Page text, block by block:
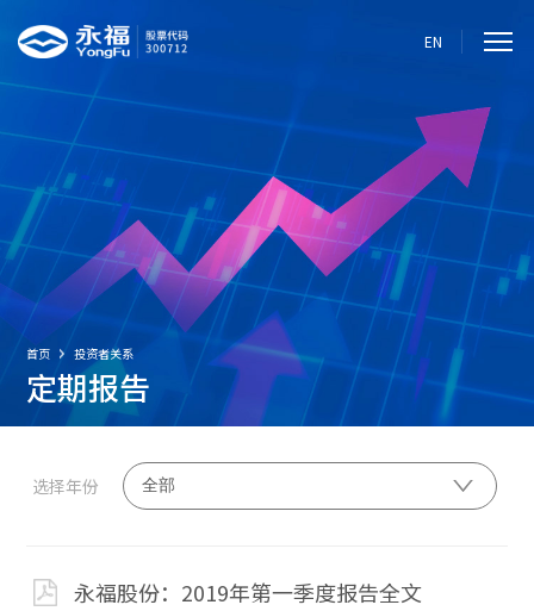
EN
首页 投资者关系
定期报告
选择年份
永福股份：2019年第一季度报告全文